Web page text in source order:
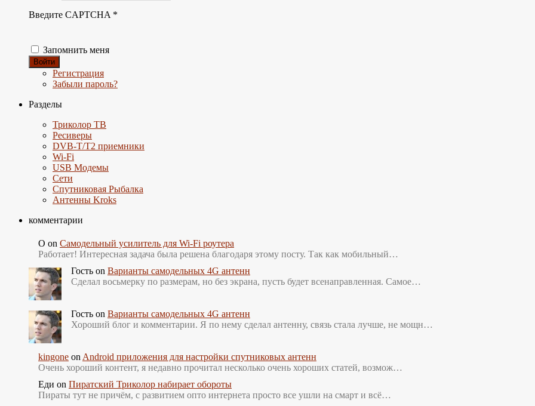
Введите CAPTCHA *
Запомнить меня
Войти
Регистрация
Забыли пароль?
Разделы
Триколор ТВ
Ресиверы
DVB-T/T2 приемники
Wi-Fi
USB Модемы
Сети
Спутниковая Рыбалка
Антенны Kroks
комментарии
О on Самодельный усилитель для Wi-Fi роутера
Работает! Интересная задача была решена благодаря этому посту. Так как мобильный…
Гость on Варианты самодельных 4G антенн
Сделал восьмерку по размерам, но без экрана, пусть будет всенаправленная. Самое…
Гость on Варианты самодельных 4G антенн
Хороший блог и комментарии. Я по нему сделал антенну, связь стала лучше, не мощн…
kingone on Android приложения для настройки спутниковых антенн
Очень хороший контент, я недавно прочитал несколько очень хороших статей, возмож…
Еди on Пиратский Триколор набирает обороты
Пираты тут не причём, с развитием опто интернета просто все ушли на смарт и всё…